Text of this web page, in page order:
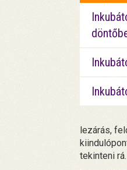
lezárás,
tekinteni rá.